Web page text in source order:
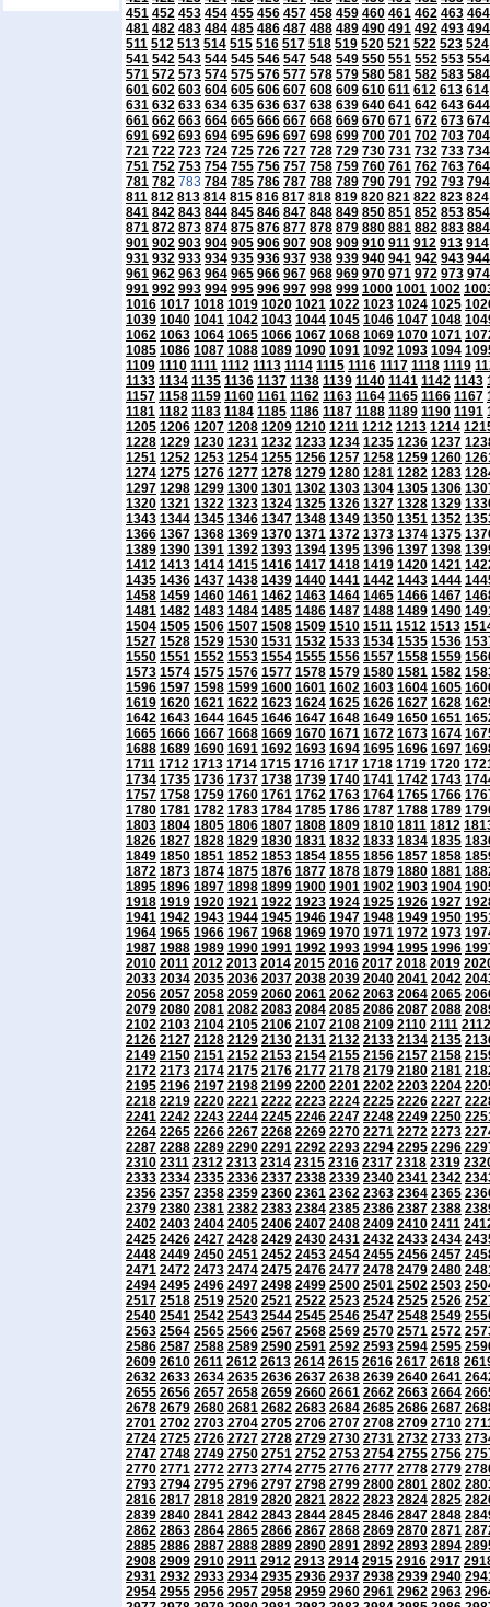
451 452 453 454 455 456 457 458 459 460 461 462 463 464
481 482 483 484 485 486 487 488 489 490 491 492 493 494
511 512 513 514 515 516 517 518 519 520 521 522 523 524
541 542 543 544 545 546 547 548 549 550 551 552 553 554
571 572 573 574 575 576 577 578 579 580 581 582 583 584
601 602 603 604 605 606 607 608 609 610 611 612 613 614
631 632 633 634 635 636 637 638 639 640 641 642 643 644
661 662 663 664 665 666 667 668 669 670 671 672 673 674
691 692 693 694 695 696 697 698 699 700 701 702 703 704
721 722 723 724 725 726 727 728 729 730 731 732 733 734
751 752 753 754 755 756 757 758 759 760 761 762 763 764
781 782 783 784 785 786 787 788 789 790 791 792 793 794
811 812 813 814 815 816 817 818 819 820 821 822 823 824
841 842 843 844 845 846 847 848 849 850 851 852 853 854
871 872 873 874 875 876 877 878 879 880 881 882 883 884
901 902 903 904 905 906 907 908 909 910 911 912 913 914
931 932 933 934 935 936 937 938 939 940 941 942 943 944
961 962 963 964 965 966 967 968 969 970 971 972 973 974
991 992 993 994 995 996 997 998 999 1000 1001 1002
1016 1017 1018 1019 1020 1021 1022 1023 1024 1025
1039 1040 1041 1042 1043 1044 1045 1046 1047 1048
1062 1063 1064 1065 1066 1067 1068 1069 1070 1071
1085 1086 1087 1088 1089 1090 1091 1092 1093 1094
1109 1110 1111 1112 1113 1114 1115 1116 1117 1118 1119
1133 1134 1135 1136 1137 1138 1139 1140 1141 1142 1143
1157 1158 1159 1160 1161 1162 1163 1164 1165 1166 1167
1181 1182 1183 1184 1185 1186 1187 1188 1189 1190 1191
1205 1206 1207 1208 1209 1210 1211 1212 1213 1214
1228 1229 1230 1231 1232 1233 1234 1235 1236 1237
1251 1252 1253 1254 1255 1256 1257 1258 1259 1260
1274 1275 1276 1277 1278 1279 1280 1281 1282 1283
1297 1298 1299 1300 1301 1302 1303 1304 1305 1306
1320 1321 1322 1323 1324 1325 1326 1327 1328 1329
1343 1344 1345 1346 1347 1348 1349 1350 1351 1352
1366 1367 1368 1369 1370 1371 1372 1373 1374 1375
1389 1390 1391 1392 1393 1394 1395 1396 1397 1398
1412 1413 1414 1415 1416 1417 1418 1419 1420 1421
1435 1436 1437 1438 1439 1440 1441 1442 1443 1444
1458 1459 1460 1461 1462 1463 1464 1465 1466 1467
1481 1482 1483 1484 1485 1486 1487 1488 1489 1490
1504 1505 1506 1507 1508 1509 1510 1511 1512 1513
1527 1528 1529 1530 1531 1532 1533 1534 1535 1536
1550 1551 1552 1553 1554 1555 1556 1557 1558 1559
1573 1574 1575 1576 1577 1578 1579 1580 1581 1582
1596 1597 1598 1599 1600 1601 1602 1603 1604 1605
1619 1620 1621 1622 1623 1624 1625 1626 1627 1628
1642 1643 1644 1645 1646 1647 1648 1649 1650 1651
1665 1666 1667 1668 1669 1670 1671 1672 1673 1674
1688 1689 1690 1691 1692 1693 1694 1695 1696 1697
1711 1712 1713 1714 1715 1716 1717 1718 1719 1720
1734 1735 1736 1737 1738 1739 1740 1741 1742 1743
1757 1758 1759 1760 1761 1762 1763 1764 1765 1766
1780 1781 1782 1783 1784 1785 1786 1787 1788 1789
1803 1804 1805 1806 1807 1808 1809 1810 1811 1812
1826 1827 1828 1829 1830 1831 1832 1833 1834 1835
1849 1850 1851 1852 1853 1854 1855 1856 1857 1858
1872 1873 1874 1875 1876 1877 1878 1879 1880 1881
1895 1896 1897 1898 1899 1900 1901 1902 1903 1904
1918 1919 1920 1921 1922 1923 1924 1925 1926 1927
1941 1942 1943 1944 1945 1946 1947 1948 1949 1950
1964 1965 1966 1967 1968 1969 1970 1971 1972 1973
1987 1988 1989 1990 1991 1992 1993 1994 1995 1996
2010 2011 2012 2013 2014 2015 2016 2017 2018 2019
2033 2034 2035 2036 2037 2038 2039 2040 2041 2042
2056 2057 2058 2059 2060 2061 2062 2063 2064 2065
2079 2080 2081 2082 2083 2084 2085 2086 2087 2088
2102 2103 2104 2105 2106 2107 2108 2109 2110 2111 2112
2126 2127 2128 2129 2130 2131 2132 2133 2134 2135
2149 2150 2151 2152 2153 2154 2155 2156 2157 2158
2172 2173 2174 2175 2176 2177 2178 2179 2180 2181
2195 2196 2197 2198 2199 2200 2201 2202 2203 2204
2218 2219 2220 2221 2222 2223 2224 2225 2226 2227
2241 2242 2243 2244 2245 2246 2247 2248 2249 2250
2264 2265 2266 2267 2268 2269 2270 2271 2272 2273
2287 2288 2289 2290 2291 2292 2293 2294 2295 2296
2310 2311 2312 2313 2314 2315 2316 2317 2318 2319
2333 2334 2335 2336 2337 2338 2339 2340 2341 2342
2356 2357 2358 2359 2360 2361 2362 2363 2364 2365
2379 2380 2381 2382 2383 2384 2385 2386 2387 2388
2402 2403 2404 2405 2406 2407 2408 2409 2410 2411
2425 2426 2427 2428 2429 2430 2431 2432 2433 2434
2448 2449 2450 2451 2452 2453 2454 2455 2456 2457
2471 2472 2473 2474 2475 2476 2477 2478 2479 2480
2494 2495 2496 2497 2498 2499 2500 2501 2502 2503
2517 2518 2519 2520 2521 2522 2523 2524 2525 2526
2540 2541 2542 2543 2544 2545 2546 2547 2548 2549
2563 2564 2565 2566 2567 2568 2569 2570 2571 2572
2586 2587 2588 2589 2590 2591 2592 2593 2594 2595
2609 2610 2611 2612 2613 2614 2615 2616 2617 2618
2632 2633 2634 2635 2636 2637 2638 2639 2640 2641
2655 2656 2657 2658 2659 2660 2661 2662 2663 2664
2678 2679 2680 2681 2682 2683 2684 2685 2686 2687
2701 2702 2703 2704 2705 2706 2707 2708 2709 2710
2724 2725 2726 2727 2728 2729 2730 2731 2732 2733
2747 2748 2749 2750 2751 2752 2753 2754 2755 2756
2770 2771 2772 2773 2774 2775 2776 2777 2778 2779
2793 2794 2795 2796 2797 2798 2799 2800 2801 2802
2816 2817 2818 2819 2820 2821 2822 2823 2824 2825
2839 2840 2841 2842 2843 2844 2845 2846 2847 2848
2862 2863 2864 2865 2866 2867 2868 2869 2870 2871
2885 2886 2887 2888 2889 2890 2891 2892 2893 2894
2908 2909 2910 2911 2912 2913 2914 2915 2916 2917
2931 2932 2933 2934 2935 2936 2937 2938 2939 2940
2954 2955 2956 2957 2958 2959 2960 2961 2962 2963